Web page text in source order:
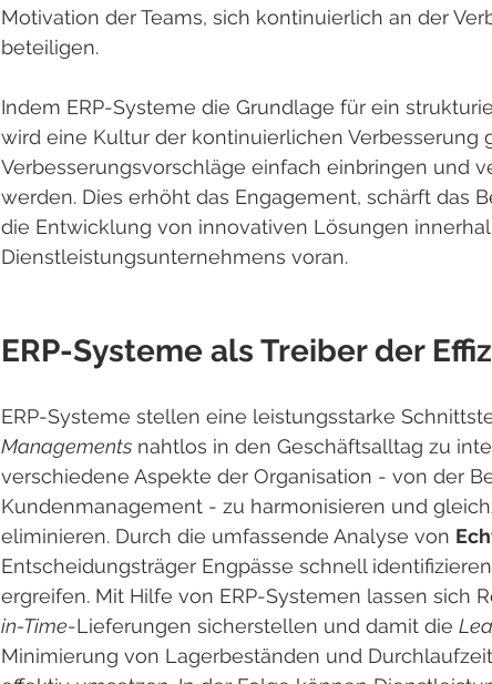
Motivation der Teams, sich kontinuierlich an der
beteiligen.
Indem ERP-Systeme die Grundlage für ein
wird eine Kultur der kontinuierlichen Verbesserung
Verbesserungsvorschläge einfach einbringen und
werden. Dies erhöht das Engagement, schärft das
die Entwicklung von innovativen Lösungen
Dienstleistungsunternehmens voran.
ERP-Systeme als Treiber der
ERP-Systeme stellen eine leistungsstarke
Managements nahtlos in den Geschäftsalltag zu
verschiedene Aspekte der Organisation - von der
Kundenmanagement - zu harmonisieren und
eliminieren. Durch die umfassende Analyse von
Entscheidungsträger Engpässe schnell
ergreifen. Mit Hilfe von ERP-Systemen lassen sich
in-Time-Lieferungen sicherstellen und damit die
Minimierung von Lagerbeständen und